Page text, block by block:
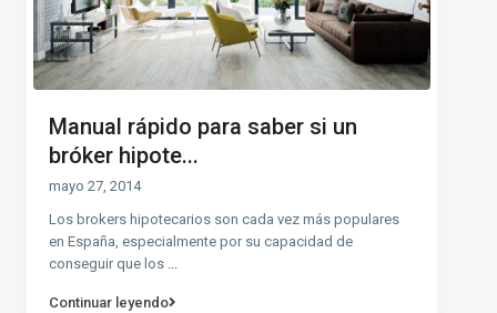
Manual rápido para saber si un
bróker hipote...
mayo 27, 2014
Los brokers hipotecarios son cada vez más populares
en España, especialmente por su capacidad de
conseguir que los
Continuar leyendo